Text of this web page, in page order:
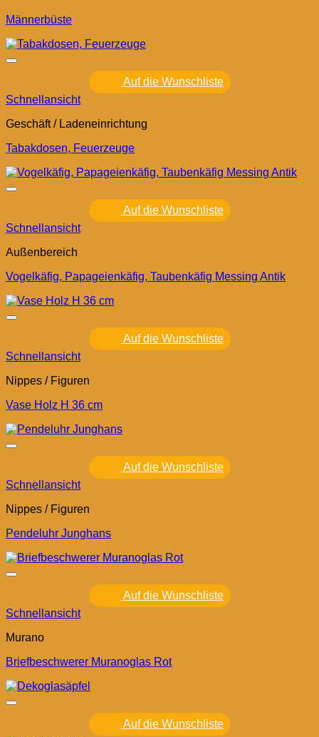
Männerbüste
Auf die Wunschliste
Schnellansicht
Geschäft / Ladeneinrichtung
Tabakdosen, Feuerzeuge
Auf die Wunschliste
Schnellansicht
Außenbereich
Vogelkäfig, Papageienkäfig, Taubenkäfig Messing Antik
Auf die Wunschliste
Schnellansicht
Nippes / Figuren
Vase Holz H 36 cm
Auf die Wunschliste
Schnellansicht
Nippes / Figuren
Pendeluhr Junghans
Auf die Wunschliste
Schnellansicht
Murano
Briefbeschwerer Muranoglas Rot
Auf die Wunschliste